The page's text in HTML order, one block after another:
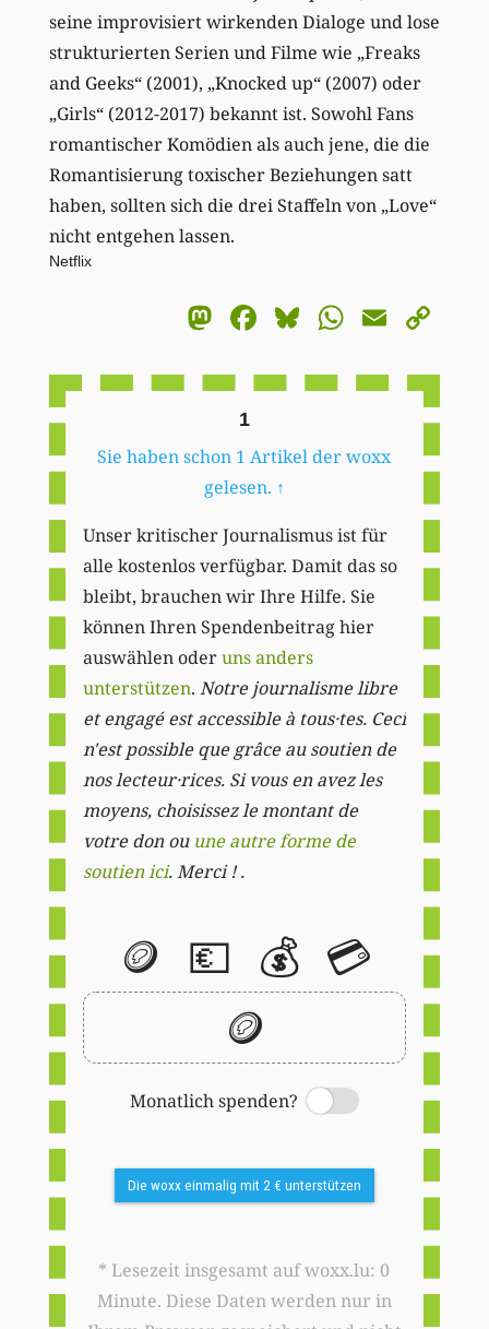
seine improvisiert wirkenden Dialoge und lose
strukturierten Serien und Filme wie „Freaks
and Geeks“ (2001), „Knocked up“ (2007) oder
„Girls“ (2012-2017) bekannt ist. Sowohl Fans
romantischer Komödien als auch jene, die die
Romantisierung toxischer Beziehungen satt
haben, sollten sich die drei Staffeln von „Love“
nicht entgehen lassen.
Netflix
Mastodon
Facebook
BlueskyEmail
1
Sie haben schon 1 Artikel der woxx
gelesen. ↑
Unser kritischer Journalismus ist für
alle kostenlos verfügbar. Damit das so
bleibt, brauchen wir Ihre Hilfe. Sie
können Ihren Spendenbeitrag hier
auswählen oderuns anders
unterstützen. Notre journalisme libre
et engagé est accessible à tous·tes. Ceci
n'est possible que grâce au soutien de
nos lecteur·rices. Si vous en avez les
moyens, choisissez le montant de
votre don ou une autre forme de
soutien ici. Merci ! .
🪙 💶 💰 💳
🪙
Monatlich spenden?
Switch
Die woxx einmalig mit 2 € unterstützen
* Lesezeit insgesamt auf woxx.lu: 0
Minute. Diese Daten werden nur in